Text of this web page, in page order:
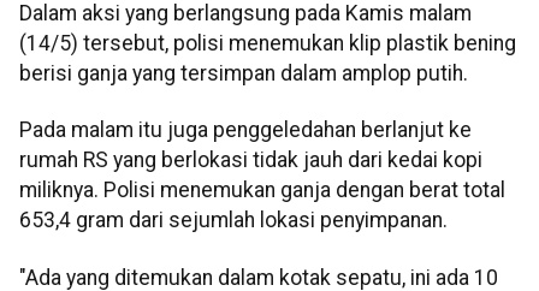
Dalam aksi yang berlangsung pada Kamis malam
(14/5) tersebut, polisi menemukan klip plastik bening
berisi ganja yang tersimpan dalam amplop putih.
Pada malam itu juga penggeledahan berlanjut ke
rumah RS yang berlokasi tidak jauh dari kedai kopi
miliknya. Polisi menemukan ganja dengan berat total
653,4 gram dari sejumlah lokasi penyimpanan.
"Ada yang ditemukan dalam kotak sepatu, ini ada 10